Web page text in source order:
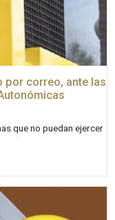
por correo, ante las
que no puedan ejercer